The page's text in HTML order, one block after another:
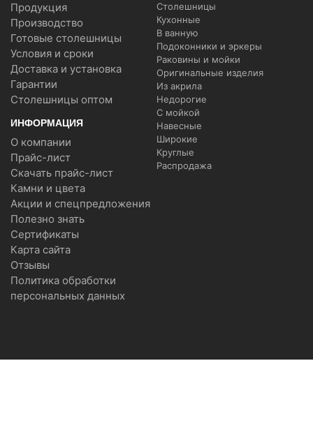
Продукция
Производство
Готовые столешницы
Условия и сроки
Доставка и установка
Гарантии
Столешницы оптом
ИНФОРМАЦИЯ
О компании
Прайс-лист
Скачать прайс-лист
Камни и цвета
Акции и спецпредложения
Полезно знать
Сертификаты
Карта сайта
Отзывы
Политика обработки
персональных данных
Столешницы
Кухонные
В ванную
Подоконники и эркеры
Раковины и мойки
Оригинальные изделия
Из акрила
Недорогие
С мойкой
Навесные
Широкие
Круглые
Распродажа